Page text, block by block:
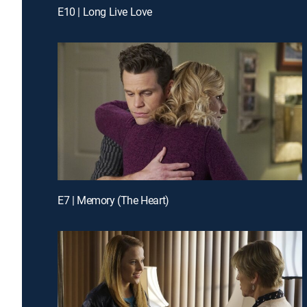
E10 | Long Live Love
E7 | Memory (The Heart)